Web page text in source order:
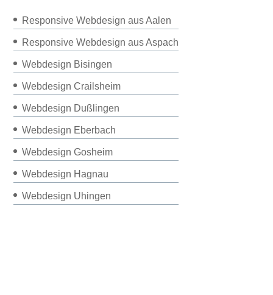
Responsive Webdesign aus Aalen
Responsive Webdesign aus Aspach
Webdesign Bisingen
Webdesign Crailsheim
Webdesign Dußlingen
Webdesign Eberbach
Webdesign Gosheim
Webdesign Hagnau
Webdesign Uhingen